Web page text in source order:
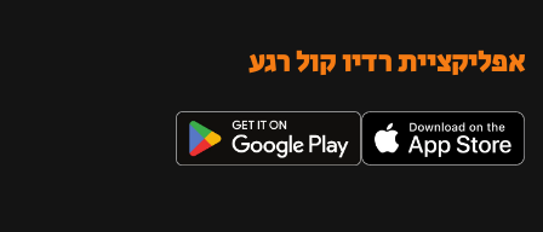
אפליקציית רדיו קול רגע